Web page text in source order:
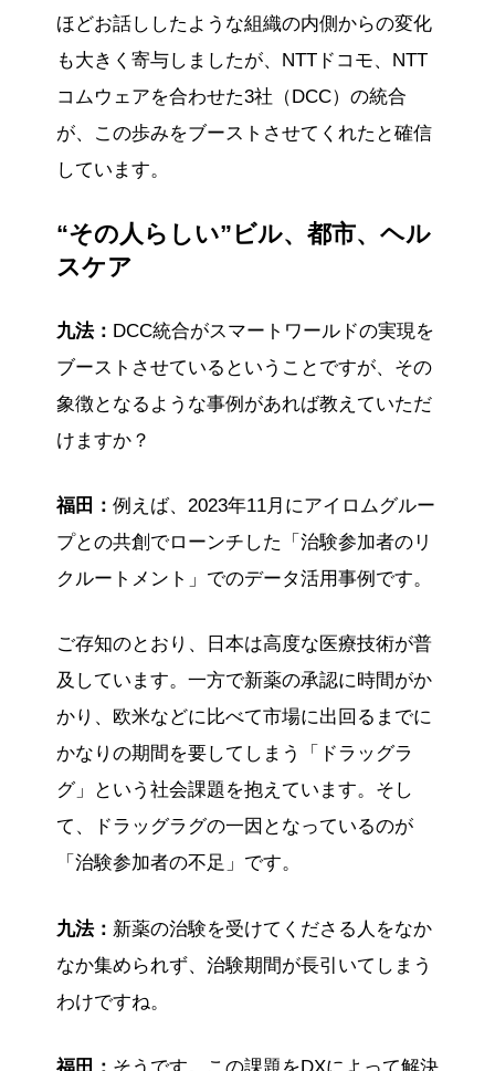
ほどお話ししたような組織の内側からの変化
も大きく寄与しましたが、NTTドコモ、NTT
コムウェアを合わせた3社（DCC）の統合
が、この歩みをブーストさせてくれたと確信
しています。
“その人らしい”ビル、都市、ヘル
スケア
九法： DCC統合がスマートワールドの実現を
ブーストさせているということですが、その
象徴となるような事例があれば教えていただ
けますか？
福田： 例えば、2023年11月にアイロムグルー
プとの共創でローンチした「治験参加者のリ
クルートメント」でのデータ活用事例です。
ご存知のとおり、日本は高度な医療技術が普
及しています。一方で新薬の承認に時間がか
かり、欧米などに比べて市場に出回るまでに
かなりの期間を要してしまう「ドラッグラ
グ」という社会課題を抱えています。そし
て、ドラッグラグの一因となっているのが
「治験参加者の不足」です。
九法： 新薬の治験を受けてくださる人をなか
なか集められず、治験期間が長引いてしまう
わけですね。